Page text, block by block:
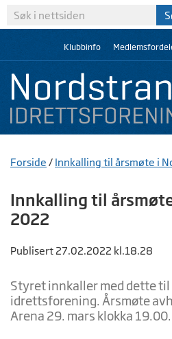
Klubbinfo
Forside / Innkalling til årsmøte i
Innkalling til
2022
Publisert 27.02.2022 kl.18.28
Styret innkaller med dette
idrettsforening. Årsmøte
Arena 29. mars klokka 19.00.